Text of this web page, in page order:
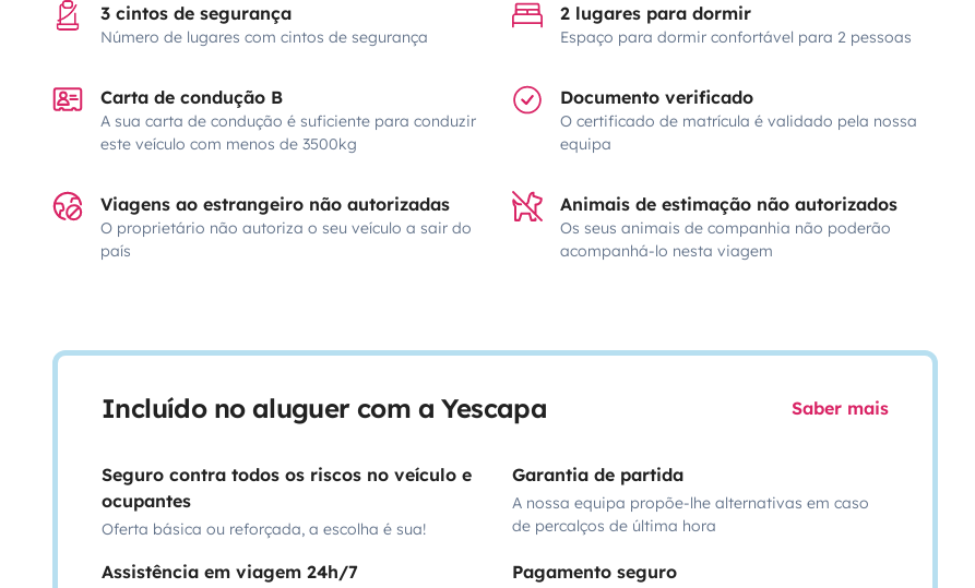
3 cintos de segurança
Número de lugares com cintos de segurança
2 lugares para dormir
Espaço para dormir confortável para 2 pessoas
Carta de condução B
A sua carta de condução é suficiente para conduzir
este veículo com menos de 3500kg
Documento verificado
O certificado de matrícula é validado pela nossa
equipa
Viagens ao estrangeiro não autorizadas
O proprietário não autoriza o seu veículo a sair do
país
Animais de estimação não autorizados
Os seus animais de companhia não poderão
acompanhá-lo nesta viagem
Incluído no aluguer com a Yescapa Saber mais
Seguro contra todos os riscos no veículo e
ocupantes
Oferta básica ou reforçada, a escolha é sua!
Garantia de partida
A nossa equipa propõe-lhe alternativas em caso
de percalços de última hora
Assistência em viagem 24h/7 Pagamento seguro